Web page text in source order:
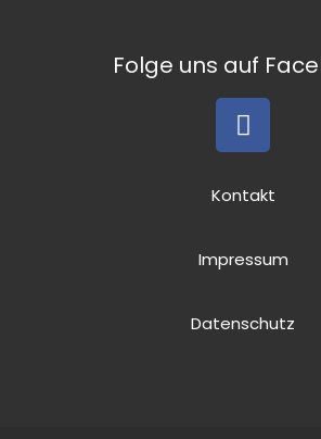
Folge uns auf
Kontakt
Impressum
Datenschutz